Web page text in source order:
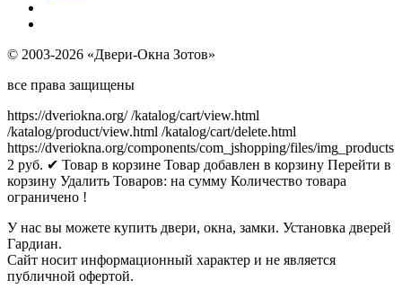
© 2003-2026 «Двери-Окна Зотов»
все права защищены
https://dveriokna.org/ /katalog/cart/view.html
/katalog/product/view.html /katalog/cart/delete.html
https://dveriokna.org/components/com_jshopping/files/img_products
2 руб. ✔ Товар в корзине Товар добавлен в корзину Перейти в
корзину Удалить Товаров: на сумму Количество товара
ограничено !
У нас вы можете купить двери, окна, замки. Установка дверей
Гардиан.
Сайт носит информационный характер и не является
публичной офертой.